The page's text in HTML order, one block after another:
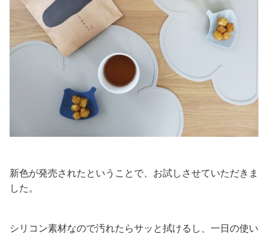
新色が発売されたということで、お試しさせていただきま
した。
シリコン素材なので汚れたらサッと拭けるし、一日の使い